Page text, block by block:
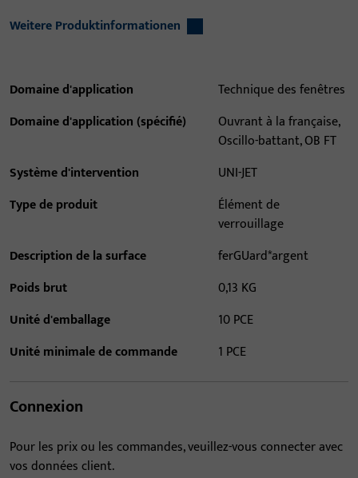
Weitere Produktinformationen
Domaine d'application
Technique des fenêtres
Domaine d'application (spécifié)
Ouvrant à la française,
Oscillo-battant, OB FT
Système d'intervention
UNI-JET
Type de produit
Élément de
verrouillage
Description de la surface
ferGUard*argent
Poids brut
0,13 KG
Unité d'emballage
10 PCE
Unité minimale de commande
1 PCE
Connexion
Pour les prix ou les commandes, veuillez-vous connecter avec
vos données client.